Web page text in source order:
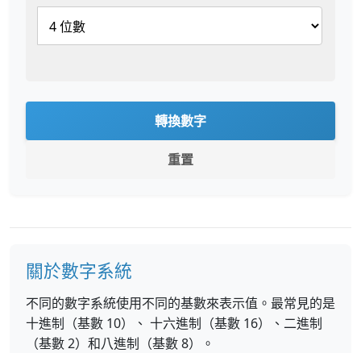
轉換數字
重置
關於數字系統
不同的數字系統使用不同的基數來表示值。最常見的是
十進制（基數 10）、 十六進制（基數 16）、二進制
（基數 2）和八進制（基數 8）。